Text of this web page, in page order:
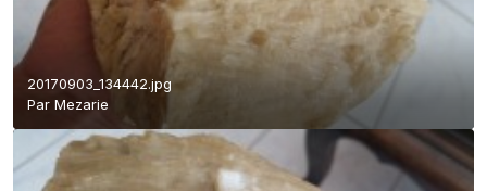
20170903_134442.jpg
Par Mezarie